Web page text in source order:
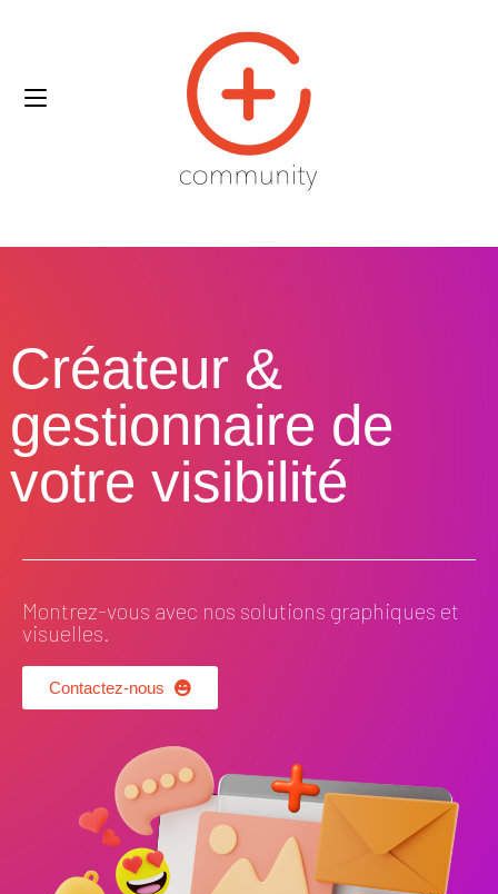
Créateur &
gestionnaire de
votre visibilité​
Montrez-vous avec nos solutions graphiques et
visuelles.
Contactez-nous